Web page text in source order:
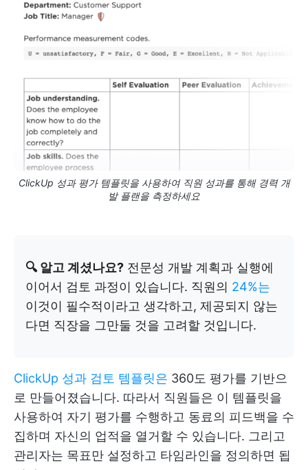
ClickUp 성과 평가 템플릿을 사용하여 직원 성과를 통해 경력 개
발 플랜을 측정하세요
🔍 알고 계셨나요? 전문성 개발 계획과 실행에
이어서 검토 과정이 있습니다. 직원의 24%는
이것이 필수적이라고 생각하고, 제공되지 않는
다면 직장을 그만둘 것을 고려할 것입니다.
ClickUp 성과 검토 템플릿은 360도 평가를 기반으
로 만들어졌습니다. 따라서 직원들은 이 템플릿을
사용하여 자기 평가를 수행하고 동료의 피드백을 수
집하며 자신의 업적을 열거할 수 있습니다. 그리고
관리자는 목표만 설정하고 타임라인을 정의하면 됩